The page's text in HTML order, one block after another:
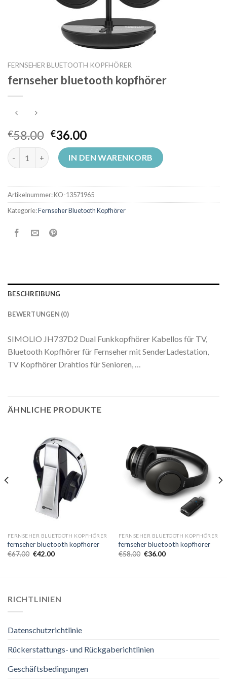
FERNSEHER BLUETOOTH KOPFHÖRER
fernseher bluetooth kopfhörer
€58.00 €36.00
fernseher bluetooth kopfhörer Menge
IN DEN WARENKORB
Artikelnummer:KO-13571965
Kategorie:Fernseher Bluetooth Kopfhörer
BESCHREIBUNG
BEWERTUNGEN (0)
SIMOLIO JH737D2 Dual Funkkopfhörer Kabellos für TV,
Bluetooth Kopfhörer für Fernseher mit SenderLadestation,
TV Kopfhörer Drahtlos für Senioren, …
ÄHNLICHE PRODUKTE
FERNSEHER BLUETOOTH KOPFHÖRER
fernseher bluetooth kopfhörer
€67.00 €42.00
FERNSEHER BLUETOOTH KOPFHÖRER
fernseher bluetooth kopfhörer
€58.00 €36.00
RICHTLINIEN
Datenschutzrichtlinie
Rückerstattungs- und Rückgaberichtlinien
Geschäftsbedingungen